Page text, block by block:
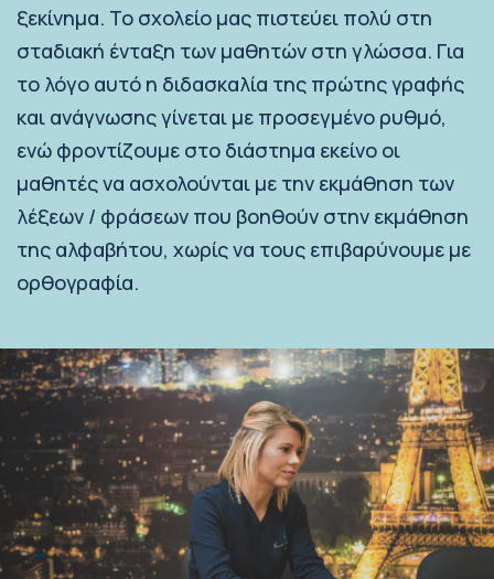
ξεκίνημα. Το σχολείο μας πιστεύει πολύ στη
σταδιακή ένταξη των μαθητών στη γλώσσα. Για
το λόγο αυτό η διδασκαλία της πρώτης γραφής
και ανάγνωσης γίνεται με προσεγμένο ρυθμό,
ενώ φροντίζουμε στο διάστημα εκείνο οι
μαθητές να ασχολούνται με την εκμάθηση των
λέξεων / φράσεων που βοηθούν στην εκμάθηση
της αλφαβήτου, χωρίς να τους επιβαρύνουμε με
ορθογραφία.